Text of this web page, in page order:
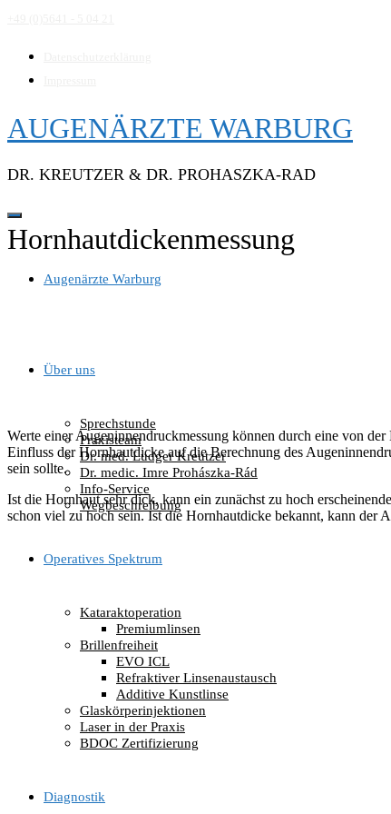
AUGENÄRZTE WARBURG
DR. KREUTZER & DR. PROHASZKA-RAD
Augenärzte Warburg
Über uns
Sprechstunde
Praxisteam
Dr. med. Ludger Kreutzer
Dr. medic. Imre Prohászka-Rád
Info-Service
Wegbeschreibung
Operatives Spektrum
Kataraktoperation
Premiumlinsen
Brillenfreiheit
EVO ICL
Refraktiver Linsenaustausch
Additive Kunstlinse
Glaskörperinjektionen
Laser in der Praxis
BDOC Zertifizierung
Diagnostik
Hornhautdickenmessung
Werte einer Augeninnendruckmessung können durch eine von
Einfluss der Hornhautdicke auf die Berechnung des
sein sollte.
Ist die Hornhaut sehr dick, kann ein zunächst zu hoch
schon viel zu hoch sein. Ist die Hornhautdicke bekannt, kann der